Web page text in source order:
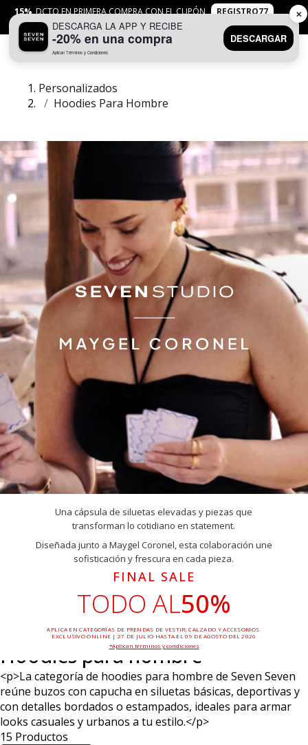
15% DCTO EN PRIMERA COMPRA CON EL CUPÓN
REGISTRO77
APLICANTYC
Personalizados
Hoodies Para Hombre
Una cápsula de siluetas elevadas y piezas que
transforman lo cotidiano en statement.
Diseñada junto a Maygel Coronel, esta colaboración une
sofisticación y frescura en cada pieza.
FINAL SALE
TODO AL50%
APLICA EN CATEGORÍAS DE PRENDAS DE VESTIR, CALZADO Y ACCESORIOS.
EXCLUSIVO ONLINE | 27 DE JULIO HASTA EL 09 DE AGOSTO DEL 2026
*Aplican términos y condiciones
Hoodies para hombre
<p>La categoría de hoodies para hombre de Seven Seven
reúne buzos con capucha en siluetas básicas, deportivas y
con detalles bordados o estampados, ideales para armar
looks casuales y urbanos a tu estilo.</p>
15 Productos
DESCARGA LA APP Y RECIBE
-20% en una compra
Aplican Términos y Condiciones
DESCARGAR
✕